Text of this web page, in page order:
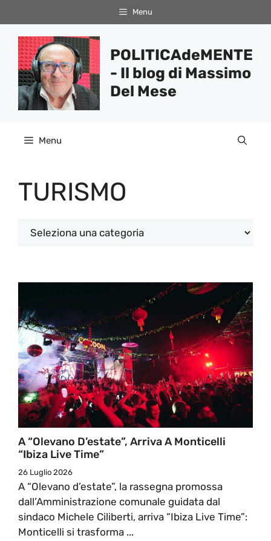
al
contenuto
Menu
POLITICAdeMENTE
- Il blog di Massimo
Del Mese
Menu
TURISMO
Categorie
A “Olevano D’estate”, Arriva A Monticelli
“Ibiza Live Time”
26 Luglio 2026
A “Olevano d’estate”, la rassegna promossa
dall’Amministrazione comunale guidata dal
sindaco Michele Ciliberti, arriva “Ibiza Live Time”:
Monticelli si trasforma ...